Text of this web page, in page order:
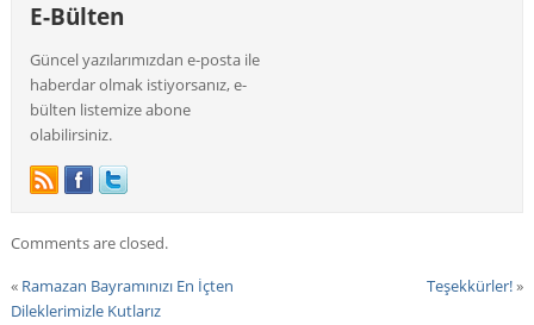
E-Bülten
Güncel yazılarımızdan e-posta ile
haberdar olmak istiyorsanız, e-
bülten listemize abone
olabilirsiniz.
Comments are closed.
« Ramazan Bayramınızı En İçten
Dileklerimizle Kutlarız
Teşekkürler!»